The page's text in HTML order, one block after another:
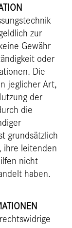
zur
Gewähr
oder
Die
jeglicher Art,
der
die
grundsätzlich
ihre leitenden
nicht
haben.